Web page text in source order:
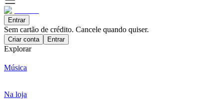
Entrar
Sem cartão de crédito. Cancele quando quiser.
Criar conta Entrar
Explorar
Música
Na loja